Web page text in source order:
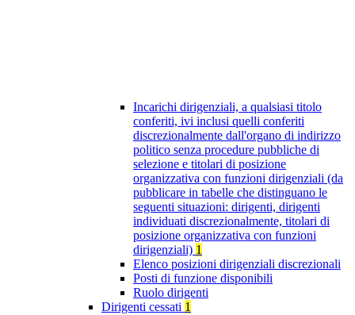
Incarichi dirigenziali, a qualsiasi titolo
conferiti, ivi inclusi quelli conferiti
discrezionalmente dall'organo di indirizzo
politico senza procedure pubbliche di
selezione e titolari di posizione
organizzativa con funzioni dirigenziali (da
pubblicare in tabelle che distinguano le
seguenti situazioni: dirigenti, dirigenti
individuati discrezionalmente, titolari di
posizione organizzativa con funzioni
dirigenziali) 1
Elenco posizioni dirigenziali discrezionali
Posti di funzione disponibili
Ruolo dirigenti
Dirigenti cessati 1